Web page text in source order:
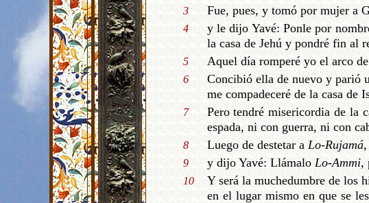
3 Fue, pues, y tomó por mujer a
4 y le dijo Yavé: Ponle por
la casa de Jehú y pondré fin al
5 Aquel día romperé yo el arco
6 Concibió ella de nuevo y parió
me compadeceré de la casa de
7
Pero tendré misericordia de la
espada, ni con guerra, ni con
8 Luego de destetar aLo-Rujamá,
9 y dijo Yavé: LlámaloLo-Ammi,
10
Y será la muchedumbre de los
en el lugar mismo en que se